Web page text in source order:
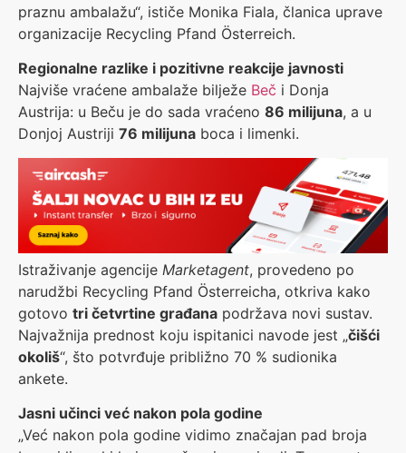
praznu ambalažu“, ističe Monika Fiala, članica uprave
organizacije Recycling Pfand Österreich.
Regionalne razlike i pozitivne reakcije javnosti
Najviše vraćene ambalaže bilježe Beč i Donja
Austrija: u Beču je do sada vraćeno 86 milijuna, a u
Donjoj Austriji 76 milijuna boca i limenki.
Istraživanje agencije Marketagent, provedeno po
narudžbi Recycling Pfand Österreicha, otkriva kako
gotovo tri četvrtine građana podržava novi sustav.
Najvažnija prednost koju ispitanici navode jest „čišći
okoliš“, što potvrđuje približno 70 % sudionika
ankete.
Jasni učinci već nakon pola godine
„Već nakon pola godine vidimo značajan pad broja